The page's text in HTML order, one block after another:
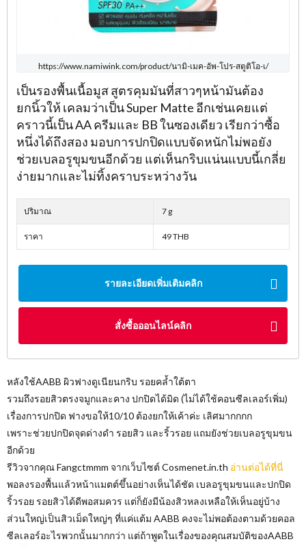
https://www.namiwink.com/product/นามิ-เมค-อัพ-โปร-สตูติโอ-เ/
เป็นรองพื้นเนื้อมูส สูตรคุมมันที่สาวๆหน้ามันต้อง
ยกนิ้วให้ เคลมว่าเป็น Super Matte อีกเช่นเคยแต่
คราวนี้เป็น AA ครีมและ BB ในซองเดียว เรียกว่าซื้อ
หนึ่งได้ถึงสอง มอบการปกปิดแบบจัดหนักไม่พอยัง
ช่วยเบลอรูขุมขนอีกด้วย แต่เห็นกริบแน่นแบบนี้เกลี่ย
ง่ายมากและไม่ทิ้งคราบระหว่างวัน
ปริมาณ 7 g
ราคา 49 THB
รายละเอียดเพิ่มเติมคลิก
สั่งซื้อออนไลน์คลิก
หลังใช้AABB ผิวฟางดูเนียนกริบ รอยคล้ำใต้ตา
รวมถึงรอยสิวตรงจมูกและคาง ปกปิดได้มิด (ไม่ได้ใช้คอนซีลเลอร์เพิ่ม)
เรื่องการปกปิด ฟางขอให้10/10 ต้องยกให้เค้าค่ะ เลิศมากกกก
เพราะช่วยปกปิดจุดด่างดำ รอยสิว และริ้วรอย แถมยังช่วยเบลอรูขุมขน
อีกด้วย
รีวิวจากคุณ Fangctmmm จากเว็บไซต์​ Cosmenet.in.th อ่านต่อได้ที่นี่
พอลงรองพื้นแล้วหน้าแมตต์ขึ้นอย่างเห็นได้ชัด เบลอรูขุมขนและปกปิด
ริ้วรอย รอยสิวได้ดีพอสมควร แต่ก็ยังมีน้องสิวหลงเหลือให้เห็นอยู่บ้าง
ส่วนใหญ่เป็นสิวเม็ดใหญ่ๆ ที่แค่แต้ม AABB คงจะไม่พอต้องตามด้วยคอล
ซีลเลอร์อะไรพวกนั้นมากกว่า แต่ถ้าพูดในเรื่องของคุณสมบัติของAABB